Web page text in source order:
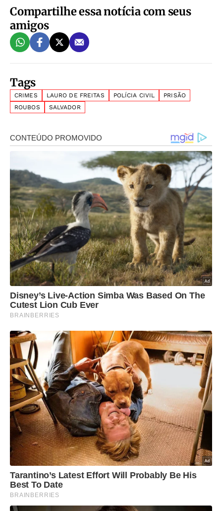
Compartilhe essa notícia com seus
amigos
Tags
CRIMES LAURO DE FREITAS POLÍCIA CIVIL
PRISÃO
ROUBOS
SALVADOR